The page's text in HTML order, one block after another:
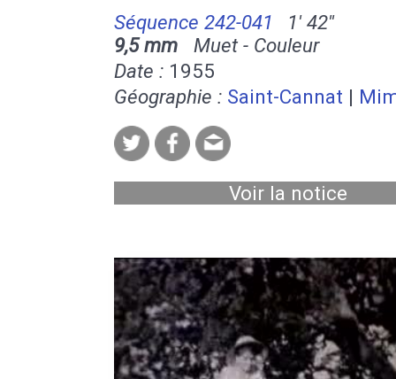
Séquence 242-041
1' 42''
9,5 mm Muet - Couleur
Date : 1955
Géographie : Saint-Cannat |
Voir la notice